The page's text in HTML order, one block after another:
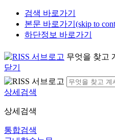
검색 바로가기
본문 바로가기(skip to
하단정보 바로가기
무엇을 찾고
닫기
상세검색
상세검색
통합검색